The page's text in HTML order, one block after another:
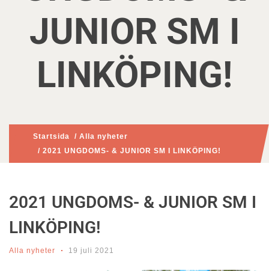
JUNIOR SM I
LINKÖPING!
Startsida / Alla nyheter
/ 2021 UNGDOMS- & JUNIOR SM I LINKÖPING!
2021 UNGDOMS- & JUNIOR SM I
LINKÖPING!
Alla nyheter 19 juli 2021